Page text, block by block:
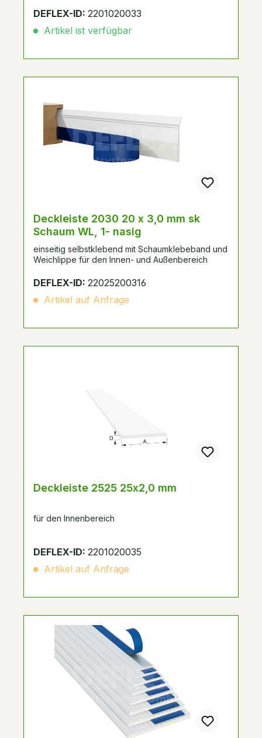
DEFLEX-ID: 2201020033
Artikel ist verfügbar
Deckleiste 2030 20 x 3,0 mm sk
Schaum WL, 1- nasig
einseitig selbstklebend mit Schaumklebeband und
Weichlippe für den Innen- und Außenbereich
DEFLEX-ID: 22025200316
Artikel auf Anfrage
Deckleiste 2525 25x2,0 mm
für den Innenbereich
DEFLEX-ID: 2201020035
Artikel auf Anfrage